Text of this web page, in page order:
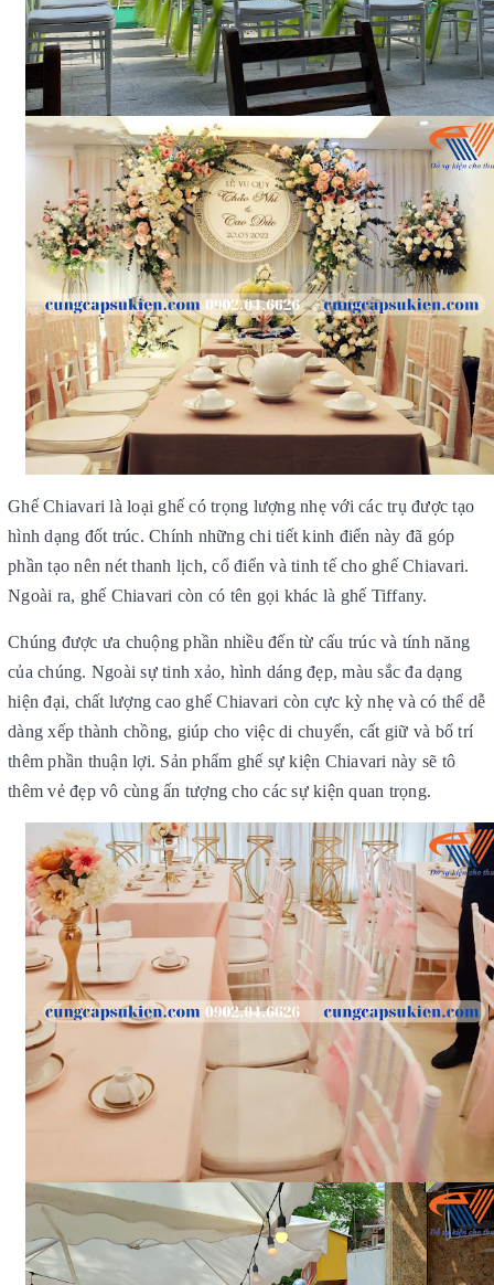
Ghế Chiavari là loại ghế có trọng lượng nhẹ với các trụ được tạo
hình dạng đốt trúc. Chính những chi tiết kinh điển này đã góp
phần tạo nên nét thanh lịch, cổ điển và tinh tế cho ghế Chiavari.
Ngoài ra, ghế Chiavari còn có tên gọi khác là ghế Tiffany.
Chúng được ưa chuộngphần nhiều đến từ cấu trúc và tính năng
của chúng. Ngoài sự tinh xảo, hình dáng đẹp, màu sắc đa dạng
hiện đại, chất lượng cao ghế Chiavari còn cực kỳ nhẹ và có thể dễ
dàng xếp thành chồng, giúp cho việc di chuyển, cất giữ và bố trí
thêm phần thuận lợi. Sản phẩm ghế sự kiện Chiavari này sẽ tô
thêm vẻ đẹp vô cùng ấn tượng cho các sự kiện quan trọng.